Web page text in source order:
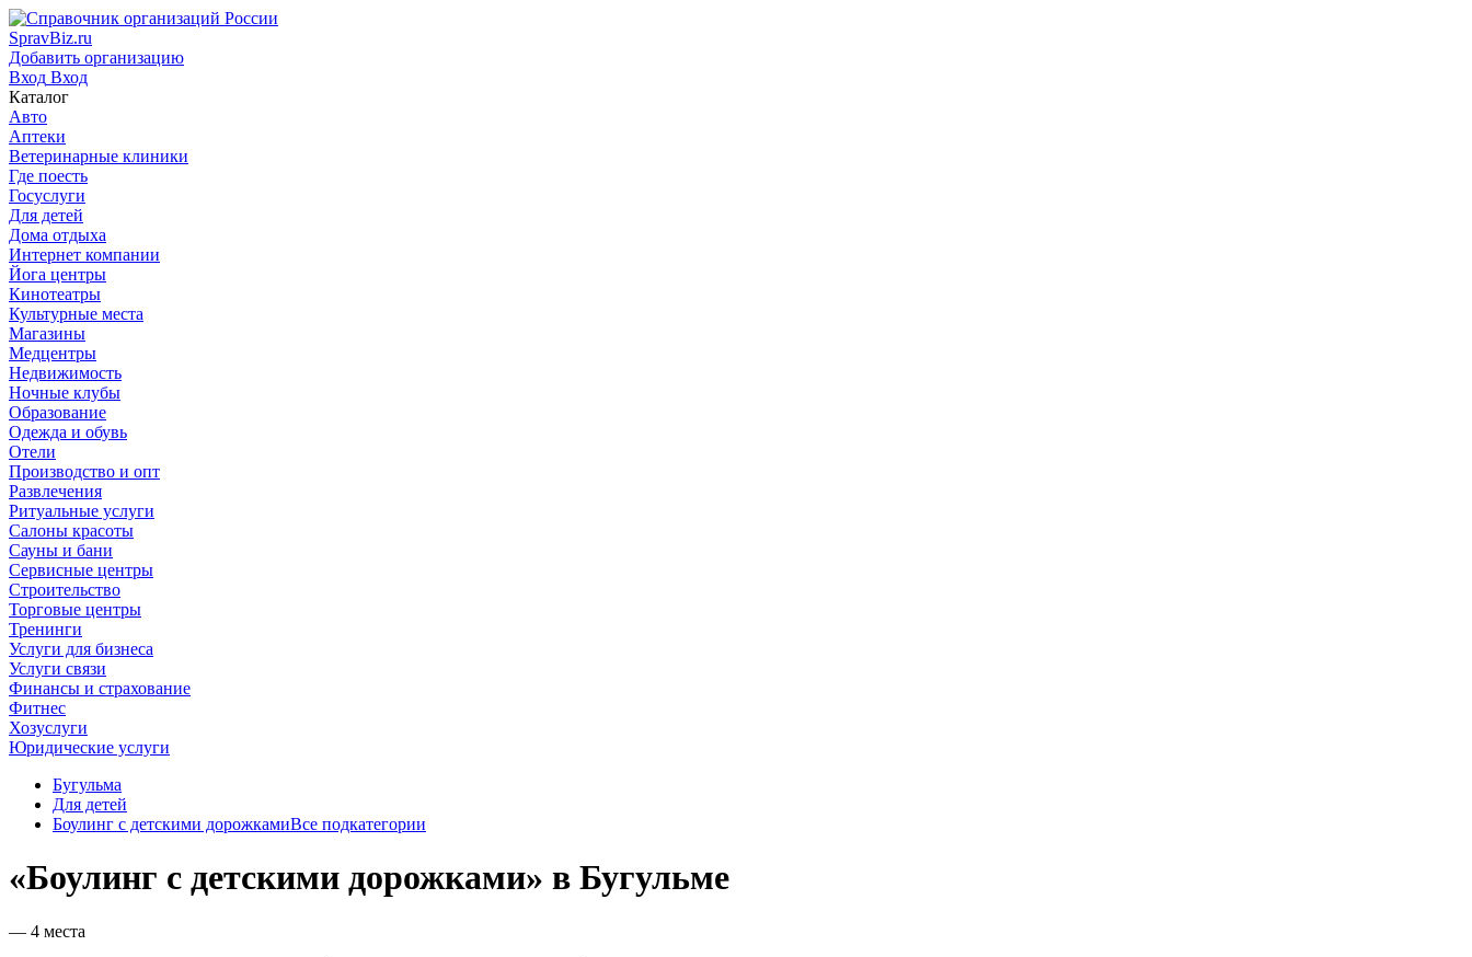
SpravBiz.ru
Добавить организацию
Вход Вход
Каталог
Авто
Аптеки
Ветеринарные клиники
Где поесть
Госуслуги
Для детей
Дома отдыха
Интернет компании
Йога центры
Кинотеатры
Культурные места
Магазины
Медцентры
Недвижимость
Ночные клубы
Образование
Одежда и обувь
Отели
Производство и опт
Развлечения
Ритуальные услуги
Салоны красоты
Сауны и бани
Сервисные центры
Строительство
Торговые центры
Тренинги
Услуги для бизнеса
Услуги связи
Финансы и страхование
Фитнес
Хозуслуги
Юридические услуги
Бугульма
Для детей
Боулинг с детскими дорожкамиВсе подкатегории
«Боулинг с детскими дорожками» в Бугульме
— 4 места